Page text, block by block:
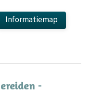
Informatiemap
-